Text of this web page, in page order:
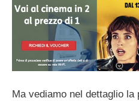
Ma vediamo nel dettaglio